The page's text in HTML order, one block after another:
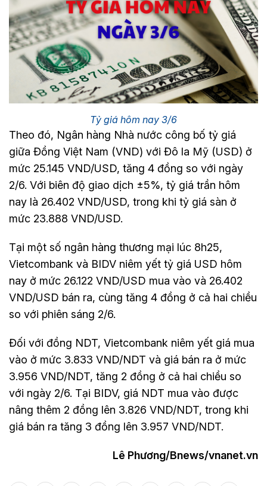
Tỷ giá hôm nay 3/6
Theo đó, Ngân hàng Nhà nước công bố tỷ giá
giữa Đồng Việt Nam (VND) với Đô la Mỹ (USD) ở
mức 25.145 VND/USD, tăng 4 đồng so với ngày
2/6. Với biên độ giao dịch ±5%, tỷ giá trần hôm
nay là 26.402 VND/USD, trong khi tỷ giá sàn ở
mức 23.888 VND/USD.
Tại một số ngân hàng thương mại lúc 8h25,
Vietcombank và BIDV niêm yết tỷ giá USD hôm
nay ở mức 26.122 VND/USD mua vào và 26.402
VND/USD bán ra, cùng tăng 4 đồng ở cả hai chiều
so với phiên sáng 2/6.
Đối với đồng NDT, Vietcombank niêm yết giá mua
vào ở mức 3.833 VND/NDT và giá bán ra ở mức
3.956 VND/NDT, tăng 2 đồng ở cả hai chiều so
với ngày 2/6. Tại BIDV, giá NDT mua vào được
nâng thêm 2 đồng lên 3.826 VND/NDT, trong khi
giá bán ra tăng 3 đồng lên 3.957 VND/NDT.
Lê Phương/Bnews/vnanet.vn